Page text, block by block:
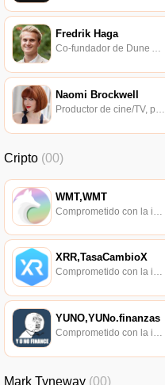
Fredrik Haga
Co-fundador de Dune Analytics.
Naomi Brockwell
Productor de cine/TV, presentador del canal NBTV.
Cripto (00)
WMT,WMT
XRR,TasaCambioX
Comprometido con la investigación de políticas en los campos de las nuevas finanzas, las finanzas internacionales y los mercados financieros.
YUNO,YUNo.finanzas
Comprometido con la investigación de políticas en los campos de las nuevas finanzas, las finanzas internacionales y los mercados financieros.
Mark Tyneway (00)